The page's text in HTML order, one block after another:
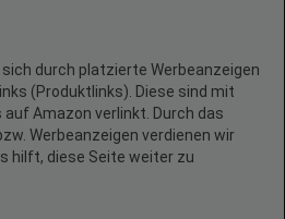
durch platzierte Werbeanzeigen
(Produktlinks). Diese sind mit
Amazon verlinkt. Durch das
Werbeanzeigen verdienen wir
hilft, diese Seite weiter zu